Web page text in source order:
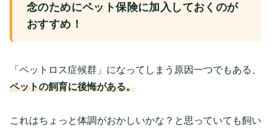
念のためにペット保険に加入しておくのが
おすすめ！
「ペットロス症候群」になってしまう原因一つでもある、
ペットの飼育に後悔がある。
これはちょっと体調がおかしいかな？と思っていても飼い